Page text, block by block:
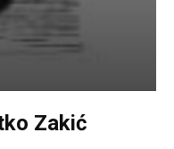
Zakić